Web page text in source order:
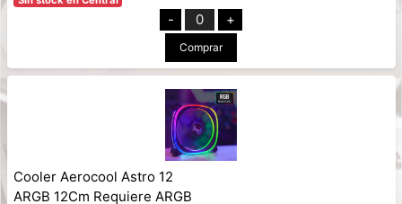
- 0 +
Comprar
Cooler Aerocool Astro 12
ARGB 12Cm Requiere ARGB